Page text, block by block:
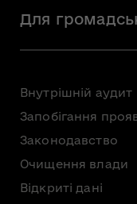
Мистецька освіта
Для
Внутрішній аудит
Запобігання
Законодавство
Очищення влади
Відкриті дані